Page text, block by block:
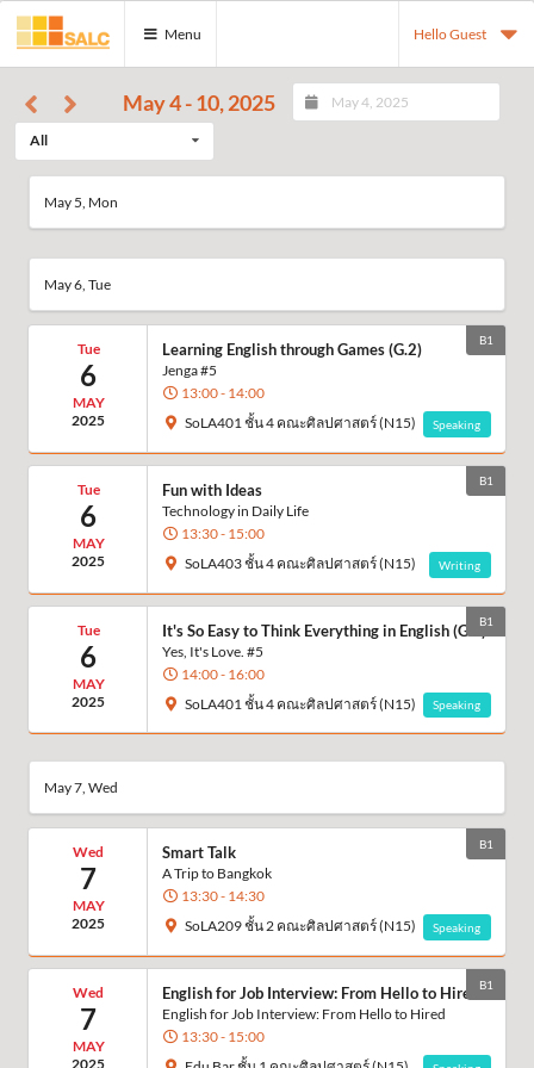
Menu Hello Guest
May 4 - 10, 2025
All
May 5, Mon
May 6, Tue
Tue
6
MAY
2025
B1
Learning English through Games (G.2)
Jenga #5
13:00 - 14:00
SoLA401 ชั้น 4 คณะศิลปศาสตร์ (N15)
Speaking
Tue
6
MAY
2025
B1
Fun with Ideas
Technology in Daily Life
13:30 - 15:00
SoLA403 ชั้น 4 คณะศิลปศาสตร์ (N15)
Writing
Tue
6
MAY
2025
B1
It's So Easy to Think Everything in English (G.2)
Yes, It's Love. #5
14:00 - 16:00
SoLA401 ชั้น 4 คณะศิลปศาสตร์ (N15)
Speaking
May 7, Wed
Wed
7
MAY
2025
B1
Smart Talk
A Trip to Bangkok
13:30 - 14:30
SoLA209 ชั้น 2 คณะศิลปศาสตร์ (N15)
Speaking
Wed
7
MAY
2025
B1
English for Job Interview: From Hello to Hired
English for Job Interview: From Hello to Hired
13:30 - 15:00